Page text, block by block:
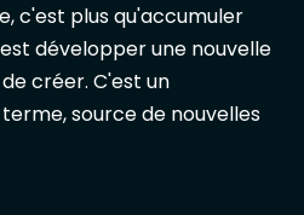
c'est plus qu'accumuler
développer une nouvelle
créer. C'est un
source de nouvelles